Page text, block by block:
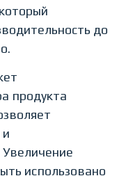
до
продукта
использовано